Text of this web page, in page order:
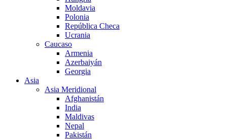
Moldavia
Polonia
República Checa
Ucrania
Caucaso
Armenia
Azerbaiyán
Georgia
Asia
Asia Meridional
Afghanistán
India
Maldivas
Nepal
Pakistán